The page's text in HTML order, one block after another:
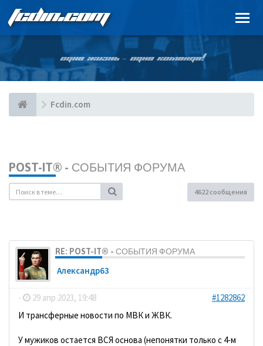
FCDIN.COM
ОДНА ЖИЗНЬ – ОДНА КОМАНДА!
Fcdin.com
POST-IT® - СОБЫТИЯ ФОРУМА
4622 сообщения
RE: POST-IT® - СОБЫТИЯ ФОРУМА
Александр63
- 29 апр 2023, 19:48
#1282862
И трансферные новости по МВК и ЖВК.
У мужиков остается ВСЯ основа (непонятки только с 4-м